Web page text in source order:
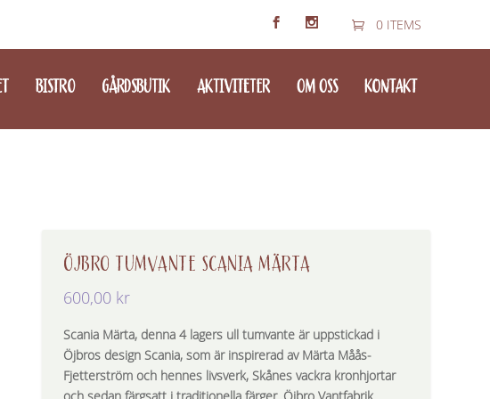
0 ITEMS
BISTRO GÅRDSBUTIK AKTIVITETER OM OSS KONTAKT
ÖJBRO TUMVANTE SCANIA MÄRTA
600,00 kr
Scania Märta, denna 4 lagers ull tumvante är uppstickad i
Öjbros design Scania, som är inspirerad av Märta Måås-
Fjetterström och hennes livsverk, Skånes vackra kronhjortar